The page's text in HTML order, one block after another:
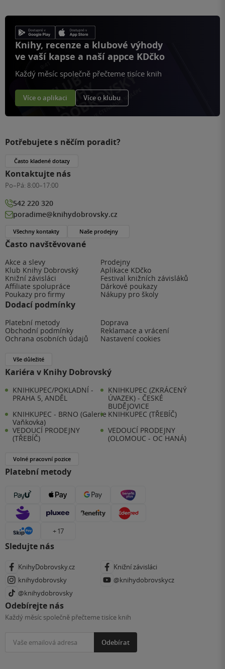
Knihy, recenze a klubové výhody
ve vaší kapse a naší appce KDčko
Každý měsíc společně přečteme tisíce knih
Více o aplikaci Více o klubu
Často navštěvované
Akce a slevy
Prodejny
Klub Knihy Dobrovský
Aplikace KDčko
Knižní závisláci
Festival knižních závisláků
Affiliate spolupráce
Dárkové poukazy
Poukazy pro firmy
Nákupy pro školy
Dodací podmínky
Platební metody
Doprava
Obchodní podmínky
Reklamace a vrácení
Ochrana osobních údajů
Nastavení cookies
Vše důležité
Kariéra v Knihy Dobrovský
KNIHKUPEC/POKLADNÍ -
PRAHA 5, ANDĚL
KNIHKUPEC (ZKRÁCENÝ
ÚVAZEK) - ČESKÉ
BUDĚJOVICE
KNIHKUPEC - BRNO (Galerie
Vaňkovka)
KNIHKUPEC (TŘEBÍČ)
VEDOUCÍ PRODEJNY
(TŘEBÍČ)
VEDOUCÍ PRODEJNY
(OLOMOUC - OC HANÁ)
Volné pracovní pozice
Platební metody
+ 17
Sledujte nás
KnihyDobrovsky.cz
Knižní závisláci
knihydobrovsky
@knihydobrovskycz
@knihydobrovsky
Odebírejte nás
Každý měsíc společně přečteme tisíce knih
Odebírat
Potřebujete s něčím poradit?
Často kladené dotazy
Kontaktujte nás
Po–Pá: 8:00–17:00
542 220 320
poradime@knihydobrovsky.cz
Všechny kontakty Naše prodejny